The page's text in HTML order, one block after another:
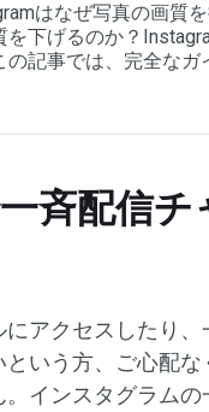
はなぜ写真の画質
を下げるのか？
の記事では、完全なガ
斉配信
アクセスしたり
いう方、ご心配
インスタグラム